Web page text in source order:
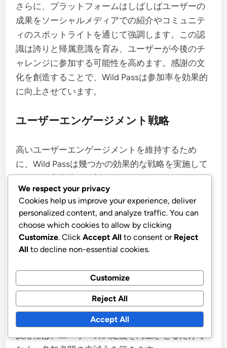
さらに、プラットフォームはしばしばユーザーの
成果をソーシャルメディアでの紹介やコミュニテ
ィのスポットライトを通じて強調します。この認
識は誇りと帰属意識を育み、ユーザーが今後のチ
ャレンジに参加する可能性を高めます。感謝の文
化を創造することで、Wild Passは参加率を効果的
に向上させています。
ユーザーエンゲージメント戦略
高いユーザーエンゲージメントを維持するため
に、Wild Passは幾つかの効果的な戦略を実施して
います。定期的な更新とコミュニケーションは、
参加者に進行中のチャレンジや今後のイベントに
ついての情報を提供します。この積極的なアプロ
ーチは、コミュニティ内の関心と興奮を維持する
のに役立ちます。
クを奨励し、今後のチャレンジを改善します。コ
ミュニティを開発プロセスに積極的に関与させる
ことで、プラットフォームはユーザーの好みや興
味により適したチャレンジを調整できます。この
反応性は、ユーザーの満足度を向上させるだけで
We respect your privacy
Cookies help us improve your experience, deliver
personalized content, and analyze traffic. You can
choose which cookies to allow by clicking
Customize. Click Accept All to consent or Reject
All to decline non-essential cookies.
Customize
Reject All
Accept All